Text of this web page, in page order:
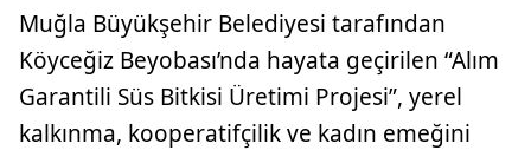
Muğla Büyükşehir Belediyesi tarafından
Köyceğiz Beyobası’nda hayata geçirilen “Alım
Garantili Süs Bitkisi Üretimi Projesi”, yerel
kalkınma, kooperatifçilik ve kadın emeğini